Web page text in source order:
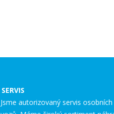
SERVIS
Jsme autorizovaný servis